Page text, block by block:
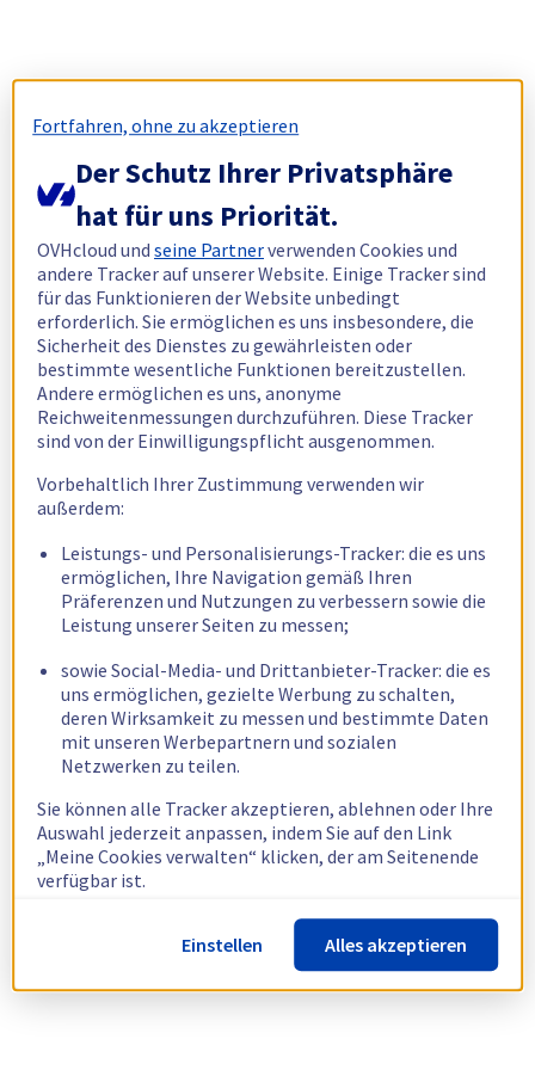
Fortfahren, ohne zu akzeptieren
Der Schutz Ihrer Privatsphäre
hat für uns Priorität.
OVHcloud undseine Partnerverwenden Cookies und
andere Tracker auf unserer Website. Einige Tracker sind
für das Funktionieren der Website unbedingt
erforderlich. Sie ermöglichen es uns insbesondere, die
Sicherheit des Dienstes zu gewährleisten oder
bestimmte wesentliche Funktionen bereitzustellen.
Andere ermöglichen es uns, anonyme
Reichweitenmessungen durchzuführen. Diese Tracker
sind von der Einwilligungspflicht ausgenommen.
Vorbehaltlich Ihrer Zustimmung verwenden wir
außerdem:
Leistungs- und Personalisierungs-Tracker: die es uns
ermöglichen, Ihre Navigation gemäß Ihren
Präferenzen und Nutzungen zu verbessern sowie die
Leistung unserer Seiten zu messen;
sowie Social-Media- und Drittanbieter-Tracker: die es
uns ermöglichen, gezielte Werbung zu schalten,
deren Wirksamkeit zu messen und bestimmte Daten
mit unseren Werbepartnern und sozialen
Netzwerken zu teilen.
Sie können alle Tracker akzeptieren, ablehnen oder Ihre
Auswahl jederzeit anpassen, indem Sie auf den Link
„Meine Cookies verwalten“ klicken, der am Seitenende
verfügbar ist.
Weitere Informationen finden Sie in unsererRichtlinie
zur Verwendung von Cookies.
Einstellen Alles akzeptieren